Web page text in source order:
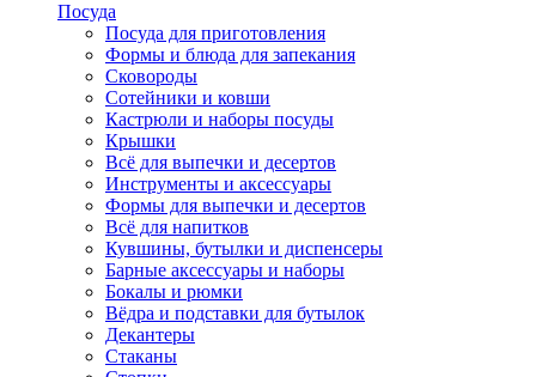
Посуда
Посуда для приготовления
Формы и блюда для запекания
Сковороды
Сотейники и ковши
Кастрюли и наборы посуды
Крышки
Всё для выпечки и десертов
Инструменты и аксессуары
Формы для выпечки и десертов
Всё для напитков
Кувшины, бутылки и диспенсеры
Барные аксессуары и наборы
Бокалы и рюмки
Вёдра и подставки для бутылок
Декантеры
Стаканы